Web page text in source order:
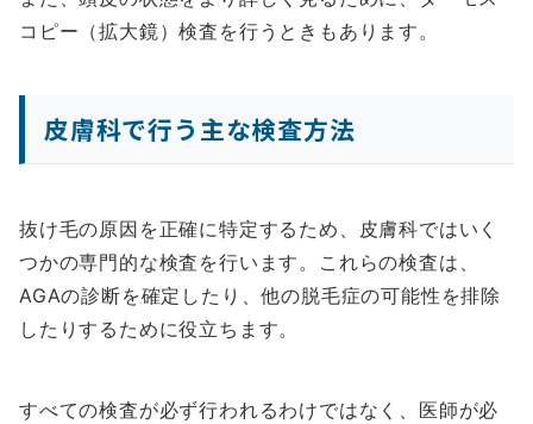
コピー（拡大鏡）検査を行うときもあります。
皮膚科で行う主な検査方法
抜け毛の原因を正確に特定するため、皮膚科ではいく
つかの専門的な検査を行います。これらの検査は、
AGAの診断を確定したり、他の脱毛症の可能性を排除
したりするために役立ちます。
すべての検査が必ず行われるわけではなく、医師が必